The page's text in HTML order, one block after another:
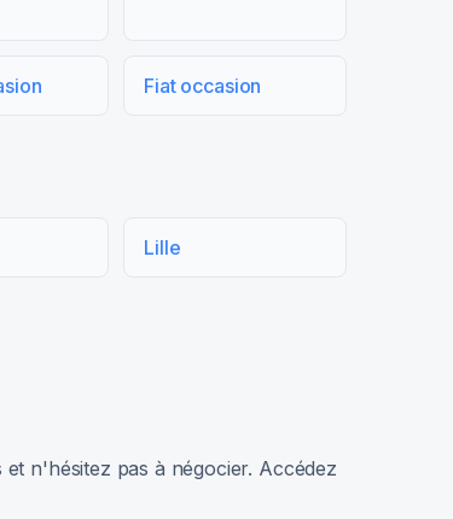
Fiat occasion
Lille
n'hésitez pas à négocier. Accédez